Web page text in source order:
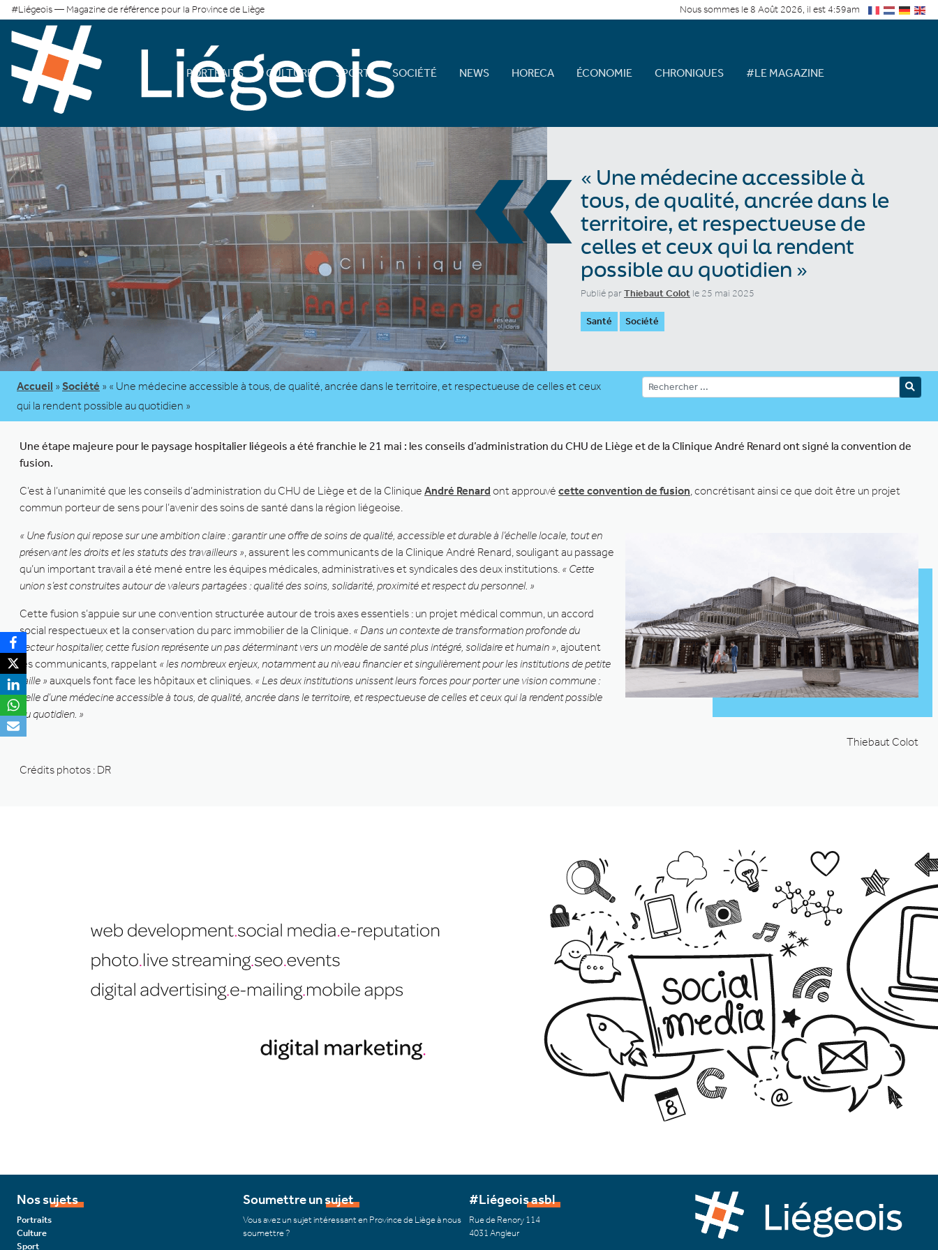
#Liégeois — Magazine de référence pour la Province de Liège Nous sommes le 8 Août 2026, il est 4:59am
PORTRAITS CULTURE SPORT SOCIÉTÉ NEWS HORECA ÉCONOMIE CHRONIQUES #LE MAGAZINE
«« Une médecine accessible à
tous, de qualité, ancrée dans le
territoire, et respectueuse de
celles et ceux qui la rendent
possible au quotidien »
Publié parThiebaut Colot le 25 mai 2025
Santé Société
Accueil » Société » « Une médecine accessible à tous, de qualité, ancrée dans le territoire, et respectueuse de celles et ceux
qui la rendent possible au quotidien »
Une étape majeure pour le paysage hospitalier liégeois a été franchie le 21 mai : les conseils d’administration du CHU de Liège et de la Clinique André Renard ont signé la convention de
fusion.
C’est à l’unanimité que les conseils d’administration du CHU de Liège et de la Clinique André Renard ont approuvé cette convention de fusion , concrétisant ainsi ce que doit être un projet
commun porteur de sens pour l’avenir des soins de santé dans la région liégeoise.
« Une fusion qui repose sur une ambition claire : garantir une offre de soins de qualité, accessible et durable à l’échelle locale, tout en
préservant les droits et les statuts des travailleurs » , assurent les communicants de la Clinique André Renard, souligant au passage
qu’un important travail a été mené entre les équipes médicales, administratives et syndicales des deux institutions. « Cette
union s’est construites autour de valeurs partagées : qualité des soins, solidarité, proximité et respect du personnel. »
Cette fusion s’appuie sur une convention structurée autour de trois axes essentiels : un projet médical commun, un accord
social respectueux et la conservation du parc immobilier de la Clinique. « Dans un contexte de transformation profonde du
secteur hospitalier, cette fusion représente un pas déterminant vers un modèle de santé plus intégré, solidaire et humain » , ajoutent
les communicants, rappelant « les nombreux enjeux, notamment au niveau financier et singulièrement pour les institutions de petite
taille » auxquels font face les hôpitaux et cliniques. « Les deux institutions unissent leurs forces pour porter une vision commune :
celle d’une médecine accessible à tous, de qualité, ancrée dans le territoire, et respectueuse de celles et ceux qui la rendent possible
au quotidien. »
Thiebaut Colot
Crédits photos : DR
Nos sujets
Portraits
Culture
Sport
Soumettre un sujet
Vous avez un sujet intéressant en Province de Liège à nous
soumettre ?
#Liégeois asbl
Rue de Renory 114
4031 Angleur